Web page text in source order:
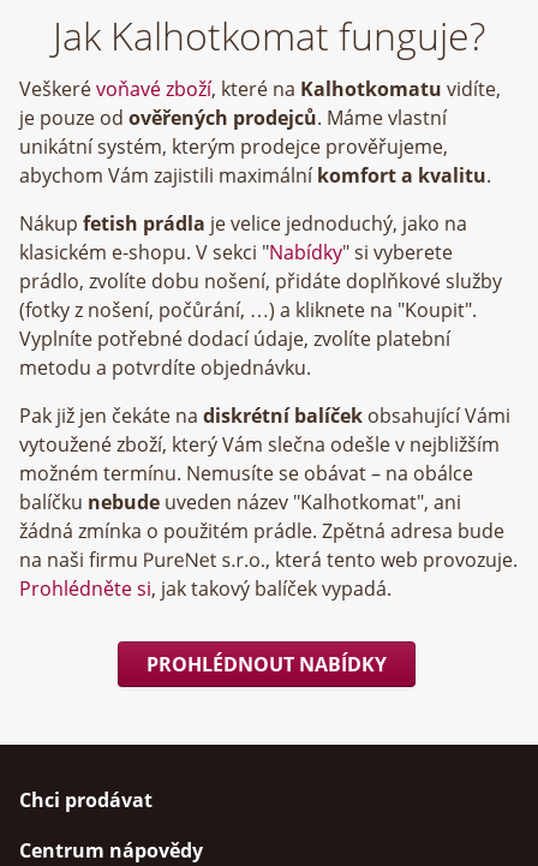
Jak Kalhotkomat funguje?
Veškerévoňavé zboží, které na Kalhotkomatu vidíte,
je pouze od ověřených prodejců. Máme vlastní
unikátní systém, kterým prodejce prověřujeme,
abychom Vám zajistili maximálníkomfort a kvalitu.
Nákup fetish prádla je velice jednoduchý, jako na
klasickém e-shopu. V sekci "Nabídky" si vyberete
prádlo, zvolíte dobu nošení, přidáte doplňkové služby
(fotky z nošení, počůrání, …) a kliknete na "Koupit".
Vyplníte potřebné dodací údaje, zvolíte platební
metodu a potvrdíte objednávku.
Pak již jen čekáte na diskrétní balíček obsahující Vámi
vytoužené zboží, který Vám slečna odešle v nejbližším
možném termínu. Nemusíte se obávat – na obálce
balíčku nebude uveden název "Kalhotkomat", ani
žádná zmínka o použitém prádle. Zpětná adresa bude
na naši firmu
, která tento web provozuje.
Prohlédněte si, jak takový balíček vypadá.
PROHLÉDNOUT NABÍDKY
Chci prodávat
Centrum nápovědy